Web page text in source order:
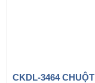
CKDL-3464